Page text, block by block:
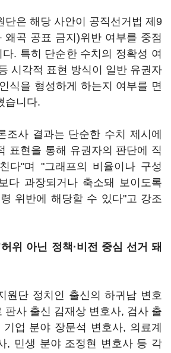
단은 해당 사안이 공직선거법 제9
왜곡 공표 금지)위반 여부를 중점
. 특히 단순한 수치의 정확성 여
시각적 표현 방식이 일반 유권자
식을 형성하게 하는지 여부를 면
습니다.
조사 결과는 단순한 수치 제시에
표현을 통해 유권자의 판단에 직
다"며 "그래프의 비율이나 구성
다 과장되거나 축소돼 보이도록
위반에 해당할 수 있다"고 강조
위 아닌 정책·비전 중심 선거 돼
원단 정치인 출신의 하귀남 변호
판사 출신 김재상 변호사, 검사 출
업 분야 장문석 변호사, 의료계
, 민생 분야 조정현 변호사 등 각